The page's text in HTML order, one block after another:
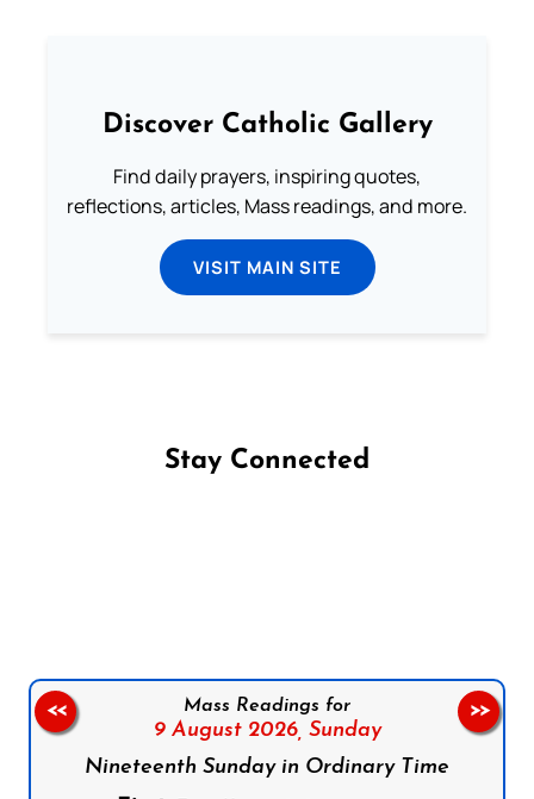
Discover Catholic Gallery
Find daily prayers, inspiring quotes,
reflections, articles, Mass readings, and more.
VISIT MAIN SITE
Stay Connected
Mass Readings for
9 August 2026, Sunday
Nineteenth Sunday in Ordinary Time
<< >>